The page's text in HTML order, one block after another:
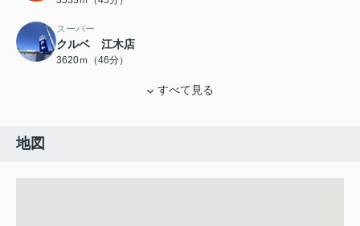
スーパー
クルベ 江木店
3620ｍ（46分）
すべて見る
地図